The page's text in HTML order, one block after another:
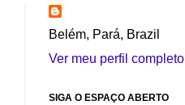
Belém, Pará, Brazil
Ver meu perfil completo
SIGA O ESPAÇO ABERTO